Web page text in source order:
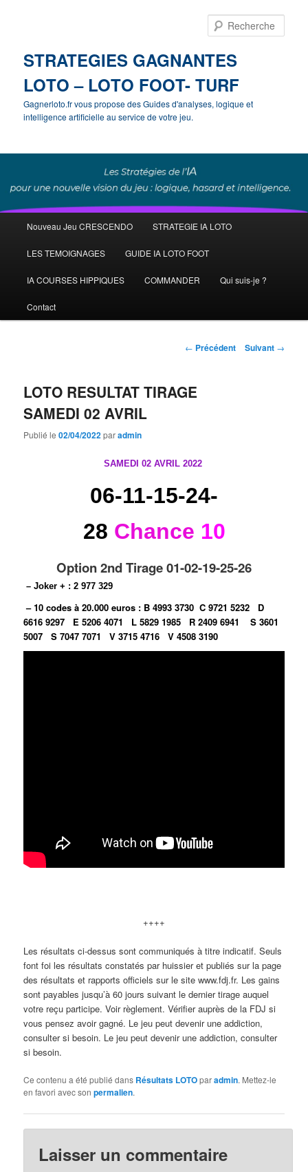
STRATEGIES GAGNANTES
LOTO – LOTO FOOT- TURF
Gagnerloto.fr vous propose des Guides d'analyses, logique et
intelligence artificielle au service de votre jeu.
principal
Aller
au
contenu
Nouveau Jeu CRESCENDO STRATEGIE IA LOTO
LES TEMOIGNAGES GUIDE IA LOTO FOOT
IA COURSES HIPPIQUES COMMANDER Qui suis-je ?
Contact
Navigation
← Précédent Suivant →
LOTO RESULTAT TIRAGE
SAMEDI 02 AVRIL
Publié le02/04/2022paradmin
SAMEDI 02 AVRIL 2022
06-11-15-24-
28 Chance 10
Option 2nd Tirage 01-02-19-25-26
– Joker + : 2 977 329
– 10 codes à 20.000 euros : B 4993 3730C 9721 5232 D
6616 9297 E 5206 4071 L 5829 1985 R 2409 6941S 3601
5007S 7047 7071V 3715 4716V 4508 3190
++++
Les résultats ci-dessus sont communiqués à titre indicatif. Seuls
font foi les résultats constatés par huissier et publiés sur la page
des résultats et rapports officiels sur le site www.fdj.fr. Les gains
sont payables jusqu’à 60 jours suivant le dernier tirage auquel
votre reçu participe. Voir règlement. Vérifier auprès de la FDJ si
vous pensez avoir gagné. Le jeu peut devenir une addiction,
consulter si besoin. Le jeu peut devenir une addiction, consulter
si besoin.
Ce contenu a été publié dans Résultats LOTOparadmin. Mettez-le
en favori avec sonpermalien.
Laisser un commentaire